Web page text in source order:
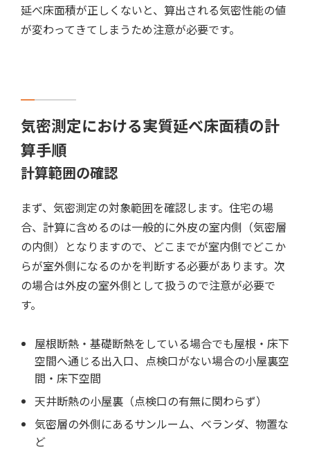
延べ床面積が正しくないと、算出される気密性能の値
が変わってきてしまうため注意が必要です。
気密測定における実質延べ床面積の計
算手順
計算範囲の確認
まず、気密測定の対象範囲を確認します。住宅の場
合、計算に含めるのは一般的に外皮の室内側（気密層
の内側）となりますので、どこまでが室内側でどこか
らが室外側になるのかを判断する必要があります。次
の場合は外皮の室外側として扱うので注意が必要で
す。
屋根断熱・基礎断熱をしている場合でも屋根・床下
空間へ通じる出入口、点検口がない場合の小屋裏空
間・床下空間
天井断熱の小屋裏（点検口の有無に関わらず）
気密層の外側にあるサンルーム、ベランダ、物置な
ど